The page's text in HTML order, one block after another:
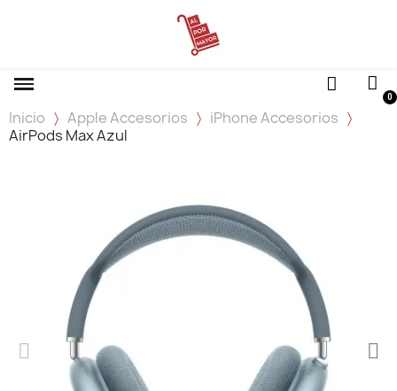
Inicio Apple Accesorios
iPhone Accesorios
AirPods Max Azul